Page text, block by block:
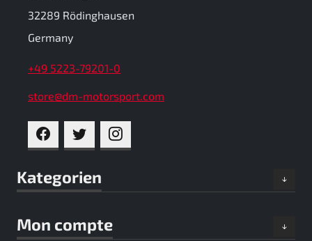
Kategorien
Mon compte
32289 Rödinghausen
Germany
+49 5223-79201-0
store@dm-motorsport.com
FACEBOOKTWITTERINSTAGRAM